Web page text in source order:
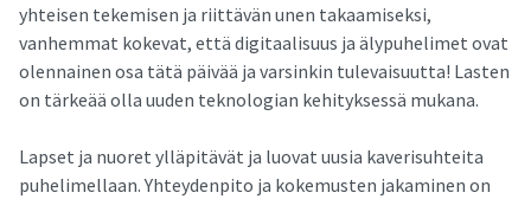
yhteisen tekemisen ja riittävän unen takaamiseksi,
vanhemmat kokevat, että digitaalisuus ja älypuhelimet ovat
olennainen osa tätä päivää ja varsinkin tulevaisuutta! Lasten
on tärkeää olla uuden teknologian kehityksessä mukana.
Lapset ja nuoret ylläpitävät ja luovat uusia kaverisuhteita
puhelimellaan. Yhteydenpito ja kokemusten jakaminen on